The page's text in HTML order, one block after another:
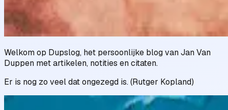
Welkom op Dupslog, het persoonlijke blog van Jan Van
Duppen met artikelen, notities en citaten.
Er is nog zo veel dat ongezegd is. (Rutger Kopland)